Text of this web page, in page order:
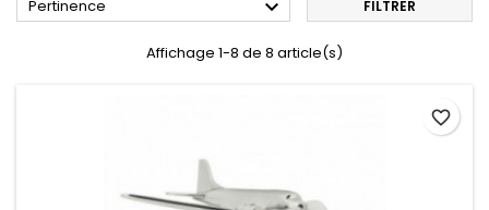
Pertinence  FILTRER
Affichage 1-8 de 8 article(s)
favorite_border